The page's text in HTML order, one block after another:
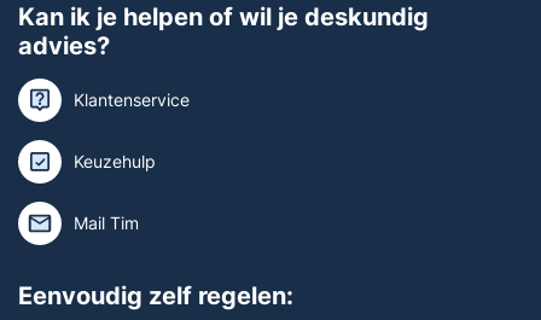
Kan ik je helpen of wil je deskundig
advies?
Klantenservice
Keuzehulp
Mail Tim
Eenvoudig zelf regelen: